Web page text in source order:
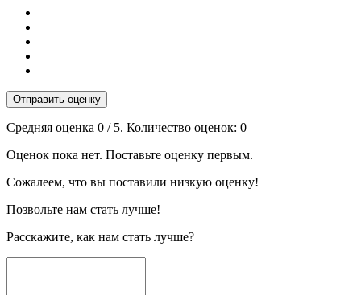
Отправить оценку
Средняя оценка 0 / 5. Количество оценок: 0
Оценок пока нет. Поставьте оценку первым.
Сожалеем, что вы поставили низкую оценку!
Позвольте нам стать лучше!
Расскажите, как нам стать лучше?